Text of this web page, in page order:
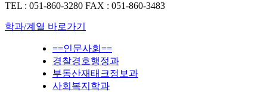
TEL : 051-860-3280 FAX : 051-860-3483
학과/계열 바로가기
==인문사회==
경찰경호행정과
부동산재태크정보과
사회복지학과